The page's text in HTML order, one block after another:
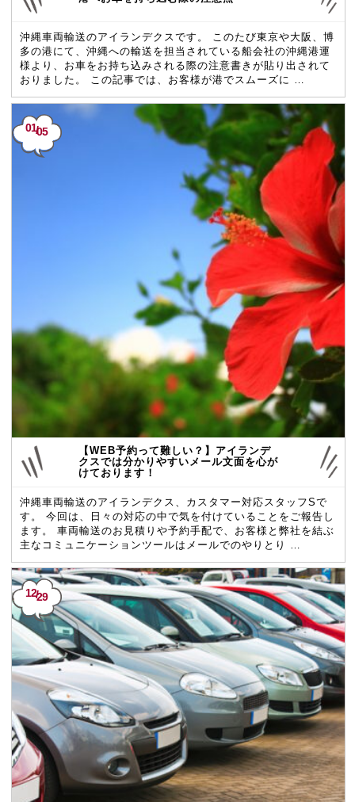
沖縄車両輸送のアイランデクスです。 このたび東京や大阪、博
多の港にて、沖縄への輸送を担当されている船会社の沖縄港運
様より、お車をお持ち込みされる際の注意書きが貼り出されて
おりました。 この記事では、お客様が港でスムーズに …
01/05
【WEB予約って難しい？】アイランデ
クスでは分かりやすいメール文面を心が
けております！
沖縄車両輸送のアイランデクス、カスタマー対応スタッフSで
す。 今回は、日々の対応の中で気を付けていることをご報告し
ます。 車両輸送のお見積りや予約手配で、お客様と弊社を結ぶ
主なコミュニケーションツールはメールでのやりとり …
12/29